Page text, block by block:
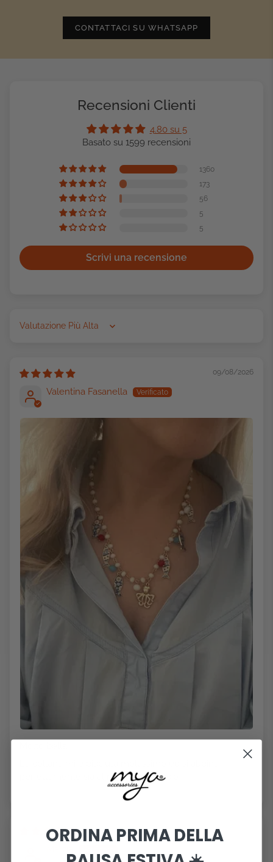
CONTATTACI SU WHATSAPP
Recensioni Clienti
4.80 su 5
Basato su 1599 recensioni
1360
173
56
5
5
Scrivi una recensione
Sort by
09/08/2026
Valentina Fasanella
perfettamente sia al mare sia in ufficio
08/08/2026
ORDINA PRIMA DELLA